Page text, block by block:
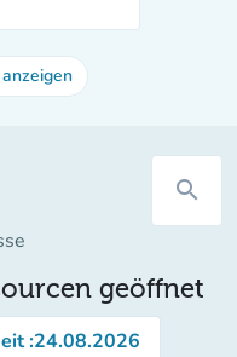
search
geöffnet
:24.08.2026